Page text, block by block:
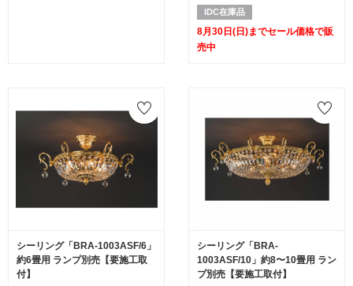
IDC在庫品
8月30日(日)までセール価格で販
売中
シーリング「BRA-1003ASF/6」
約6畳用 ランプ別売【要施工取
付】
シーリング「BRA-
1003ASF/10」約8〜10畳用 ラン
プ別売【要施工取付】